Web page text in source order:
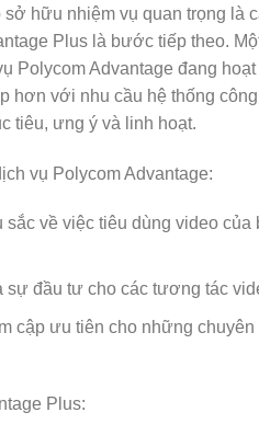
sở hữu nhiệm vụ quan trọng là
Plus là bước tiếp theo.
Polycom Advantage đang
hơn với nhu cầu hệ thống
tiêu, ưng ý và linh hoạt.
vụ Polycom Advantage:
sắcvề việc tiêu dùng video của
sự đầu tư cho cáctương tác
cập ưu tiên cho những
Plus: